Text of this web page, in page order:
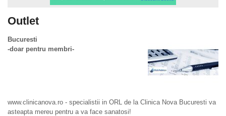
Outlet
Bucuresti
-doar pentru membri-
www.clinicanova.ro - specialistii in ORL de la Clinica Nova Bucuresti va
asteapta mereu pentru a va face sanatosi!